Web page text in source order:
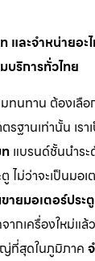
และจำหน่ายอะ
ริการทั่วไทย
ทนทาน ต้องเลื
รฐานเท่านั้น เร
แบรนด์ชั้นนำระ
ไม่ว่าจะเป็นมอ
ายมอเตอร์ประ
กเครื่องใหม่แล้ว
ที่สุดในภูมิภาค